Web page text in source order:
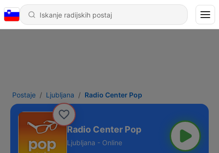
Postaje Ljubljana Radio Center Pop
Radio Center Pop
Ljubljana - Online